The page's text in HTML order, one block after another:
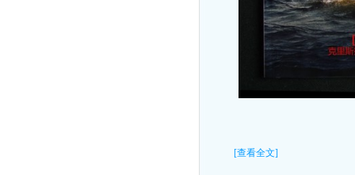
[查看全文]